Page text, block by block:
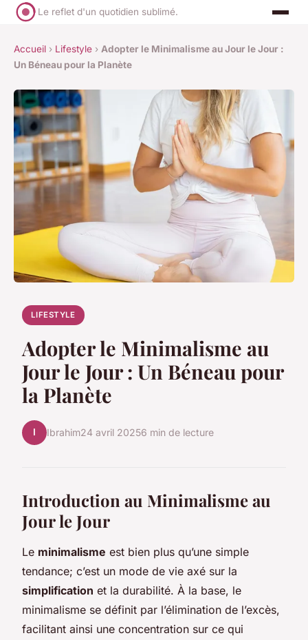
Le reflet d'un quotidien sublimé.
Accueil › Lifestyle › Adopter le Minimalisme au Jour le Jour :
Un Béneau pour la Planète
LIFESTYLE
Adopter le Minimalisme au
Jour le Jour : Un Béneau pour
la Planète
I Ibrahim24 avril 20256 min de lecture
Introduction au Minimalisme au
Jour le Jour
Le minimalisme est bien plus qu’une simple
tendance; c’est un mode de vie axé sur la
simplification et la durabilité. À la base, le
minimalisme se définit par l’élimination de l’excès,
facilitant ainsi une concentration sur ce qui